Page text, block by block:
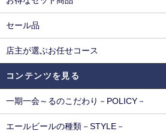
セール品
店主が選ぶお任せコース
コンテンツを見る
一期一会～るのこだわり－POLICY－
エールビールの種類－STYLE－